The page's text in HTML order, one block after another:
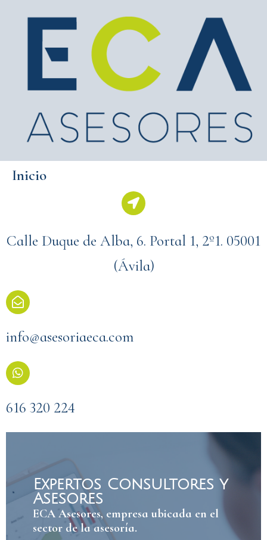
Inicio
Calle Duque de Alba, 6. Portal 1, 2º1. 05001
(Ávila)
info@asesoriaeca.com
616 320 224
Expertos Consultores y
Asesores
ECA Asesores, empresa ubicada en el
sector de la asesoría.